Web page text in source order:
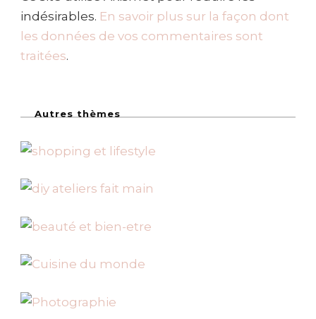
indésirables. En savoir plus sur la façon dont
les données de vos commentaires sont
traitées.
Autres thèmes